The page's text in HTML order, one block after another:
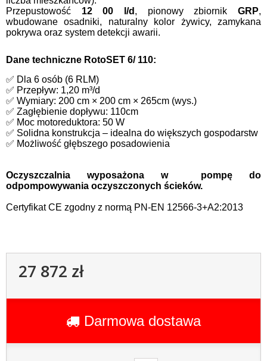
Przepustowość 12 00 l/d , pionowy zbiornikGRP,
wbudowane osadniki, naturalny kolor żywicy, zamykana
pokrywa oraz system detekcji awarii.
Dane techniczne RotoSET 6/ 110:
✅ Dla 6 osób (6 RLM)
✅ Przepływ: 1,20 m³/d
✅ Wymiary: 200 cm × 200 cm × 265cm (wys.)
✅ Zagłębienie dopływu: 110cm
✅ Moc motoreduktora: 50 W
✅ Solidna konstrukcja – idealna do większych gospodarstw
✅ Możliwość głębszego posadowienia
Oczyszczalnia wyposażona w pompę do
odpompowywania oczyszczonych ścieków.
Certyfikat CE zgodny z normą PN-EN 12566-3+A2:2013
27 872 zł
Darmowa dostawa